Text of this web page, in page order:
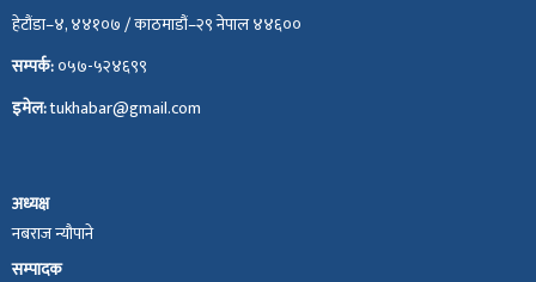
हेटौंडा–४, ४४१०७ / काठमाडौं–२९ नेपाल ४४६००
सम्पर्क:०५७-५२४६९९
इमेल:tukhabar@gmail.com
अध्यक्ष
नबराज न्यौपाने
सम्पादक